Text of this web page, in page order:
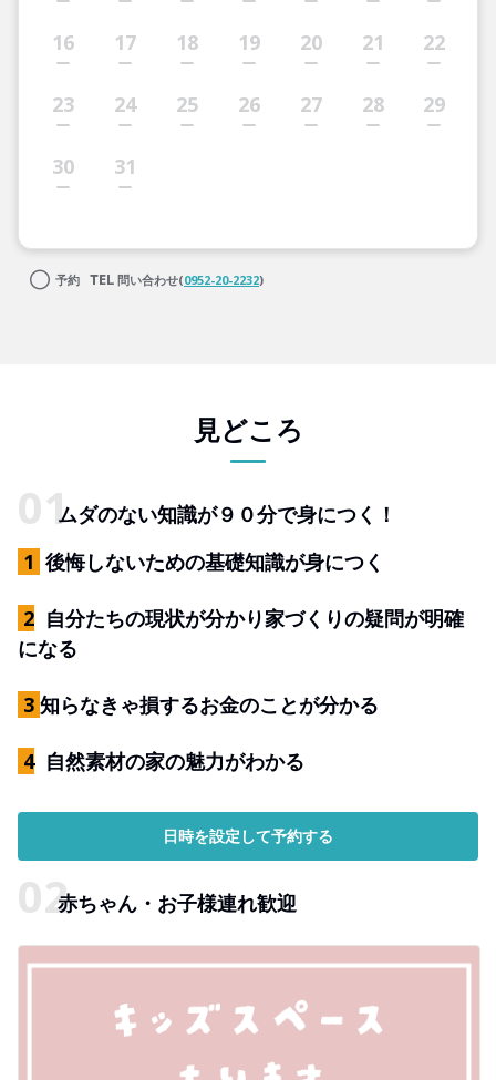
16 17 18 19 20 21 22
23 24 25 26 27 28 29
30 31
予約 問い合わせ(0952-20-2232)
見どころ
ムダのない知識が９０分で身につく！
1 後悔しないための基礎知識が身につく
2 自分たちの現状が分かり家づくりの疑問が明確
になる
3 知らなきゃ損するお金のことが分かる
​ 4 自然素材の家の魅力がわかる
日時を設定して予約する
赤ちゃん・お子様連れ歓迎